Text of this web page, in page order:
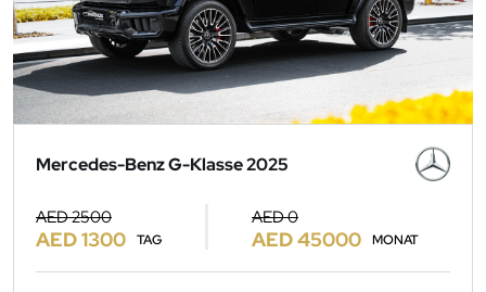
Mercedes-Benz G-Klasse 2025
AED 2500
AED 1300 TAG
AED 0
AED 45000 MONAT